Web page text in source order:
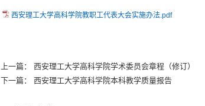
西安理工大学高科学院教职工代表大会实施办法.pdf
上一篇： 西安理工大学高科学院学术委员会章程（修订）
下一篇： 西安理工大学高科学院本科教学质量报告